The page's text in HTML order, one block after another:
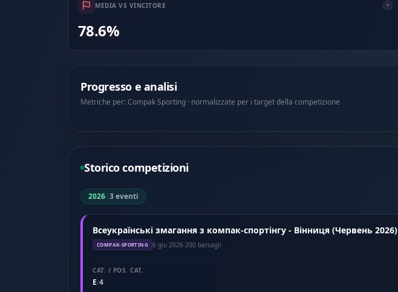
MEDIA VS VINCITORE
78.6%
Progresso e analisi
Metriche per: Compak Sporting · normalizzate per i target della competizione
Storico competizioni
2026|3 eventi
Всеукраїнські змагання з компак-спортінгу - Вінниця (Червень 2026)
COMPAK-SPORTING 6 giu 2026·200 bersagli
CAT. / POS. CAT.
E/4